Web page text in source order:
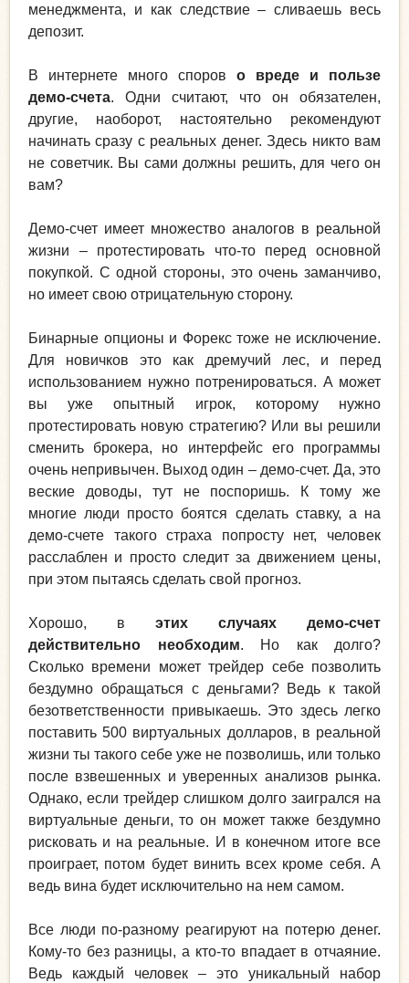
менеджмента, и как следствие – сливаешь весь
депозит.
В интернете много споров о вреде и пользе
демо-счета. Одни считают, что он обязателен,
другие, наоборот, настоятельно рекомендуют
начинать сразу с реальных денег. Здесь никто вам
не советчик. Вы сами должны решить, для чего он
вам?
Демо-счет имеет множество аналогов в реальной
жизни – протестировать что-то перед основной
покупкой. С одной стороны, это очень заманчиво,
но имеет свою отрицательную сторону.
Бинарные опционы и Форекс тоже не исключение.
Для новичков это как дремучий лес, и перед
использованием нужно потренироваться. А может
вы уже опытный игрок, которому нужно
протестировать новую стратегию? Или вы решили
сменить брокера, но интерфейс его программы
очень непривычен. Выход один – демо-счет. Да, это
веские доводы, тут не поспоришь. К тому же
многие люди просто боятся сделать ставку, а на
демо-счете такого страха попросту нет, человек
расслаблен и просто следит за движением цены,
при этом пытаясь сделать свой прогноз.
Хорошо, в этих случаях демо-счет
действительно необходим. Но как долго?
Сколько времени может трейдер себе позволить
бездумно обращаться с деньгами? Ведь к такой
безответственности привыкаешь. Это здесь легко
поставить 500 виртуальных долларов, в реальной
жизни ты такого себе уже не позволишь, или только
после взвешенных и уверенных анализов рынка.
Однако, если трейдер слишком долго заигрался на
виртуальные деньги, то он может также бездумно
рисковать и на реальные. И в конечном итоге все
проиграет, потом будет винить всех кроме себя. А
ведь вина будет исключительно на нем самом.
Все люди по-разному реагируют на потерю денег.
Кому-то без разницы, а кто-то впадает в отчаяние.
Ведь каждый человек – это уникальный набор